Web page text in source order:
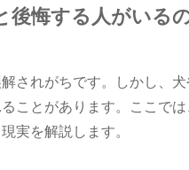
悔する人がいる
されがちです。しかし、
ことがあります。ここで
実を解説します。